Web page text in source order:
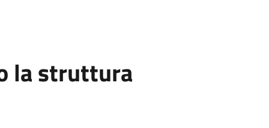
la struttura